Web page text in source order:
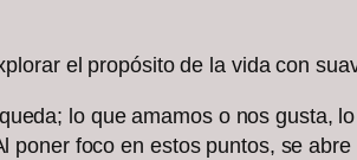
el propósito de la vida con
lo que amamos o nos gusta,
foco en estos puntos, se